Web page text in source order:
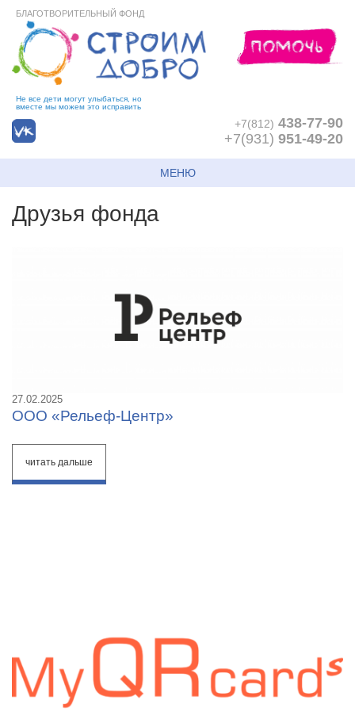
БЛАГОТВОРИТЕЛЬНЫЙ ФОНД
Не все дети могут улыбаться, но
вместе мы можем это исправить
+7(812) 438-77-90
+7(931) 951-49-20
МЕНЮ
Друзья фонда
27.02.2025
ООО «Рельеф-Центр»
читать дальше